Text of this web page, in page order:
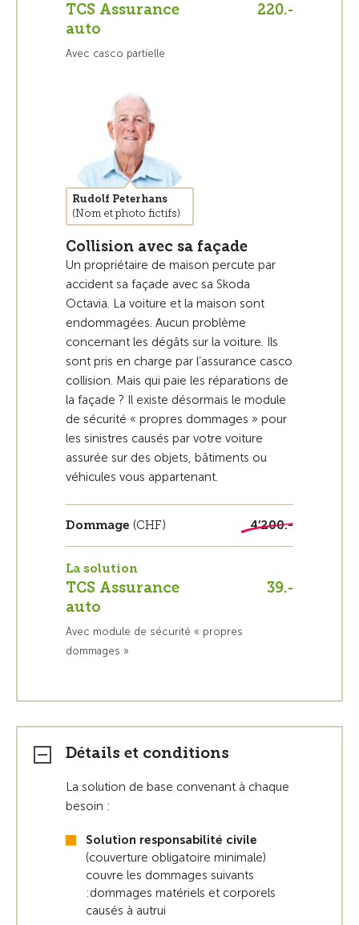
TCS Assurance
auto
220.-
Avec casco partielle
Rudolf Peterhans
(Nom et photo fictifs)
Collision avec sa façade
Un propriétaire de maison percute par
accident sa façade avec sa Skoda
Octavia. La voiture et la maison sont
endommagées. Aucun problème
concernant les dégâts sur la voiture. Ils
sont pris en charge par l’assurance casco
collision. Mais qui paie les réparations de
la façade ? Il existe désormais le module
de sécurité « propres dommages » pour
les sinistres causés par votre voiture
assurée sur des objets, bâtiments ou
véhicules vous appartenant.
Dommage (CHF) 4’200.-
La solution
TCS Assurance
auto
39.-
Avec module de sécurité « propres
dommages »
Détails et conditions
La solution de base convenant à chaque
besoin :
Solution responsabilité civile
(couverture obligatoire minimale)
couvre les dommages suivants
:dommages matériels et corporels
causés à autrui